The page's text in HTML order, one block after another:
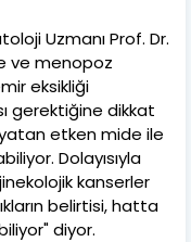
Uzmanı Prof. Dr.
ve menopoz
eksikliği
gerektiğine dikkat
etken mide ile
Dolayısıyla
kanserler
belirtisi, hatta
diyor.